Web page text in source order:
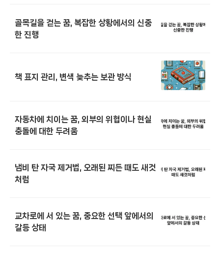
골목길을 걷는 꿈, 복잡한 상황에서의 신중
한 진행
책 표지 관리, 변색 늦추는 보관 방식
자동차에 치이는 꿈, 외부의 위협이나 현실
충돌에 대한 두려움
냄비 탄 자국 제거법, 오래된 찌든 때도 새것
처럼
교차로에 서 있는 꿈, 중요한 선택 앞에서의
갈등 상태